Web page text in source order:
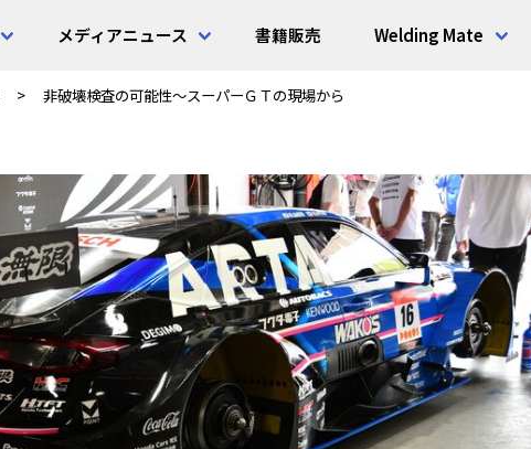
メディアニュース 書籍販売 Welding Mate
非破壊検査の可能性～スーパーＧＴの現場から